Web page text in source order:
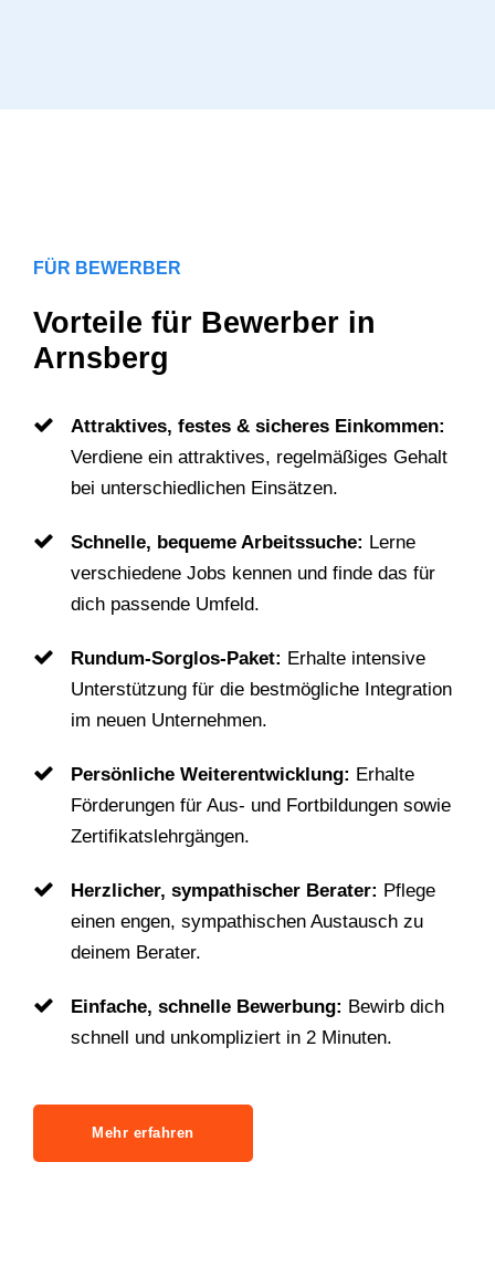
FÜR BEWERBER
Vorteile für Bewerber in
Arnsberg
Attraktives, festes & sicheres Einkommen:
Verdiene ein attraktives, regelmäßiges Gehalt
bei unterschiedlichen Einsätzen.
Schnelle, bequeme Arbeitssuche: Lerne
verschiedene Jobs kennen und finde das für
dich passende Umfeld.
Rundum-Sorglos-Paket: Erhalte intensive
Unterstützung für die bestmögliche Integration
im neuen Unternehmen.
Persönliche Weiterentwicklung: Erhalte
Förderungen für Aus- und Fortbildungen sowie
Zertifikatslehrgängen.
Herzlicher, sympathischer Berater: Pflege
einen engen, sympathischen Austausch zu
deinem Berater.
Einfache, schnelle Bewerbung: Bewirb dich
schnell und unkompliziert in 2 Minuten.
Mehr erfahren